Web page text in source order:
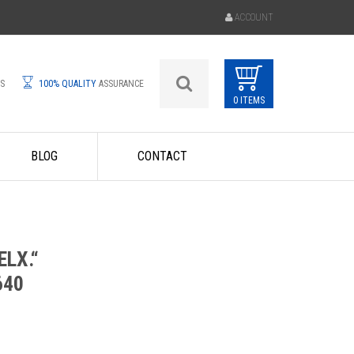
ACCOUNT
100% QUALITY ASSURANCE
0 ITEMS
BLOG CONTACT